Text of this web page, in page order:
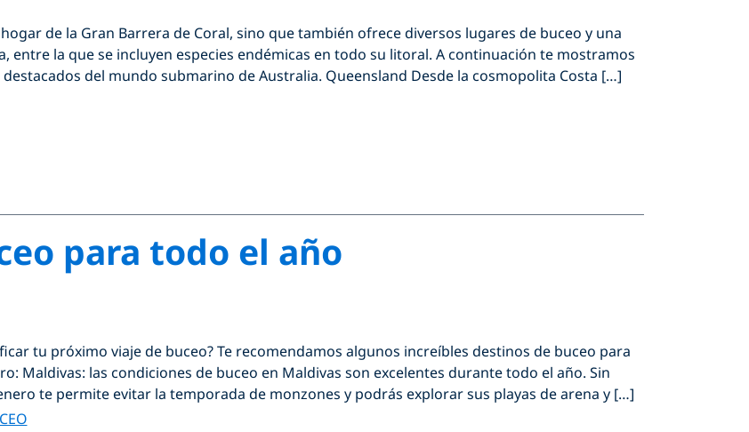
de la Gran Barrera de Coral, sino que también ofrece diversos lugares de buceo y una
entre la que se incluyen especies endémicas en todo su litoral. A continuación te mostramos
del mundo submarino de Australia. Queensland Desde la cosmopolita Costa […]
para todo el año
tu próximo viaje de buceo? Te recomendamos algunos increíbles destinos de buceo para
Maldivas: las condiciones de buceo en Maldivas son excelentes durante todo el año. Sin
te permite evitar la temporada de monzones y podrás explorar sus playas de arena y […]